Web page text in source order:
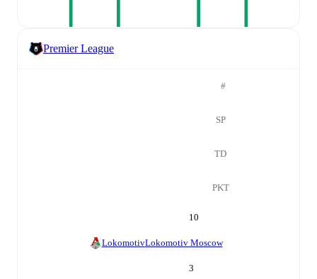
Premier League
#
SP
TD
PKT
10
LokomotivLokomotiv Moscow
3